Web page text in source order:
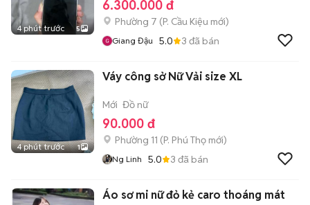
4 phút trước 5
6.300.000 đ
Phường 7 (P. Cầu Kiệu mới)
Giang Đậu 5.0 3 đã bán
4 phút trước 1
Váy công sở Nữ Vải size XL
Mới Đồ nữ
90.000 đ
Phường 11 (P. Phú Thọ mới)
Ng Linh 5.0 3 đã bán
Áo sơ mi nữ đỏ kẻ caro thoáng mát